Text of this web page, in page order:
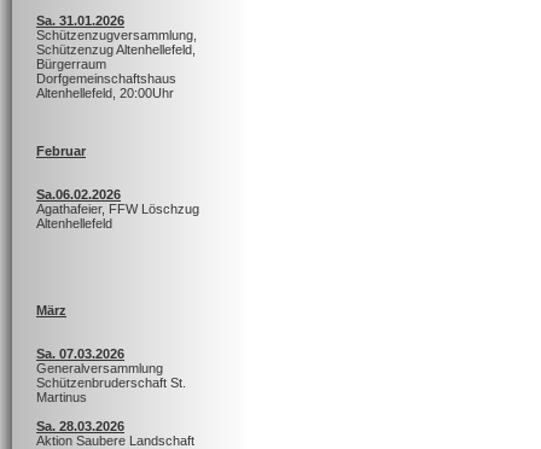
Sa. 31.01.2026
Schützenzugversammlung,
Schützenzug Altenhellefeld,
Bürgerraum
Dorfgemeinschaftshaus
Altenhellefeld, 20:00Uhr
Februar
Sa.06.02.2026
Agathafeier, FFW Löschzug
Altenhellefeld
März
Sa. 07.03.2026
Generalversammlung
Schützenbruderschaft St.
Martinus
Sa. 28.03.2026
Aktion Saubere Landschaft